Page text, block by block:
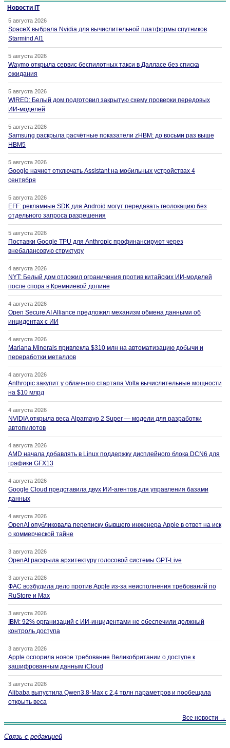
Новости IT
5 августа 2026
SpaceX выбрала Nvidia для вычислительной платформы спутников
Starmind AI1
5 августа 2026
Waymo открыла сервис беспилотных такси в Далласе без списка
ожидания
5 августа 2026
WIRED: Белый дом подготовил закрытую схему проверки передовых
ИИ-моделей
5 августа 2026
Samsung раскрыла расчётные показатели zHBM: до восьми раз выше
HBM5
5 августа 2026
Google начнет отключать Assistant на мобильных устройствах 4
сентября
5 августа 2026
EFF: рекламные SDK для Android могут передавать геолокацию без
отдельного запроса разрешения
5 августа 2026
Поставки Google TPU для Anthropic профинансируют через
внебалансовую структуру
4 августа 2026
NYT: Белый дом отложил ограничения против китайских ИИ-моделей
после спора в Кремниевой долине
4 августа 2026
Open Secure AI Alliance предложил механизм обмена данными об
инцидентах с ИИ
4 августа 2026
Mariana Minerals привлекла $310 млн на автоматизацию добычи и
переработки металлов
4 августа 2026
Anthropic закупит у облачного стартапа Volta вычислительные мощности
на $10 млрд
4 августа 2026
NVIDIA открыла веса Alpamayo 2 Super — модели для разработки
автопилотов
4 августа 2026
AMD начала добавлять в Linux поддержку дисплейного блока DCN6 для
графики GFX13
4 августа 2026
Google Cloud представила двух ИИ-агентов для управления базами
данных
4 августа 2026
OpenAI опубликовала переписку бывшего инженера Apple в ответ на иск
о коммерческой тайне
3 августа 2026
OpenAI раскрыла архитектуру голосовой системы GPT-Live
3 августа 2026
ФАС возбудила дело против Apple из-за неисполнения требований по
RuStore и Max
3 августа 2026
IBM: 92% организаций с ИИ-инцидентами не обеспечили должный
контроль доступа
3 августа 2026
Apple оспорила новое требование Великобритании о доступе к
зашифрованным данным iCloud
3 августа 2026
Alibaba выпустила Qwen3.8-Max с 2,4 трлн параметров и пообещала
открыть веса
Все новости →
Связь с редакцией